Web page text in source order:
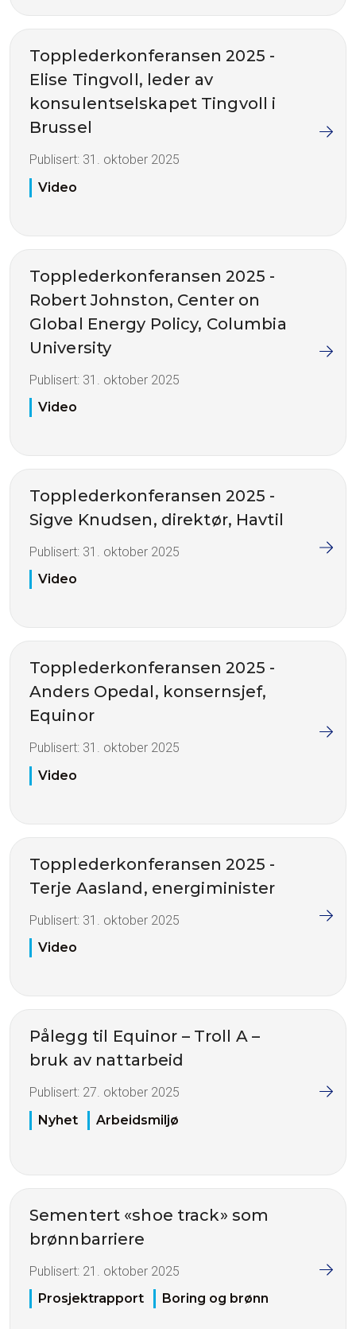
Topplederkonferansen 2025 -
Elise Tingvoll, leder av
konsulentselskapet Tingvoll i
Brussel
Publisert: 31. oktober 2025
Video
Topplederkonferansen 2025 -
Robert Johnston, Center on
Global Energy Policy, Columbia
University
Publisert: 31. oktober 2025
Video
Topplederkonferansen 2025 -
Sigve Knudsen, direktør, Havtil
Publisert: 31. oktober 2025
Video
Topplederkonferansen 2025 -
Anders Opedal, konsernsjef,
Equinor
Publisert: 31. oktober 2025
Video
Topplederkonferansen 2025 -
Terje Aasland, energiminister
Publisert: 31. oktober 2025
Video
Pålegg til Equinor – Troll A –
bruk av nattarbeid
Publisert: 27. oktober 2025
Nyhet
Arbeidsmiljø
Sementert «shoe track» som
brønnbarriere
Publisert: 21. oktober 2025
Prosjektrapport
Boring og brønn